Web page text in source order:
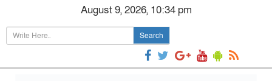
August 9, 2026, 10:34 pm
Search